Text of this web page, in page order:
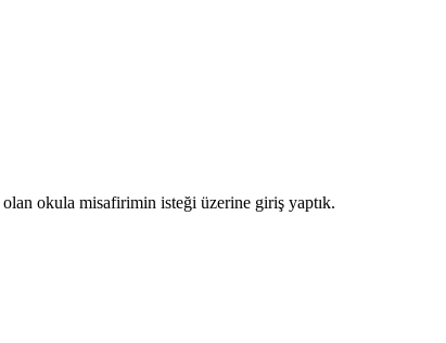
olan okula misafirimin isteği üzerine giriş yaptık.